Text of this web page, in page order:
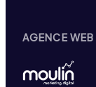
AGENCE WEB